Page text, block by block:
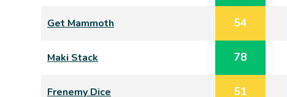
Get Mammoth 54
Maki Stack 78
Frenemy Dice 51